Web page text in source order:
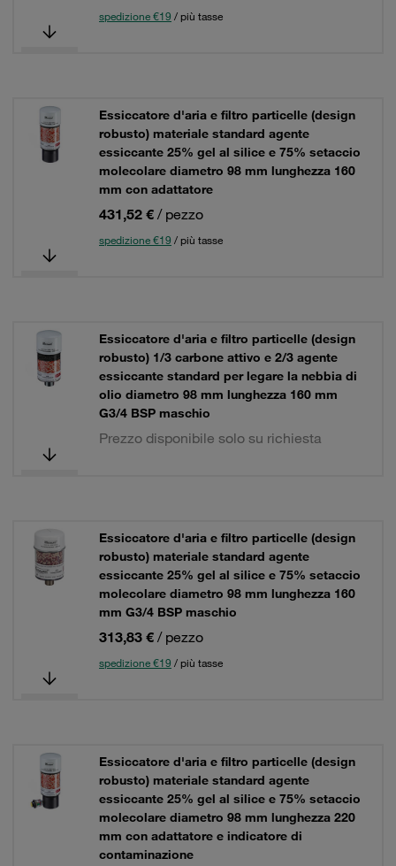
spedizione €19 / più tasse
Essiccatore d'aria e filtro particelle (design
robusto) materiale standard agente
essiccante 25% gel al silice e 75% setaccio
molecolare diametro 98 mm lunghezza 160
mm con adattatore
431,52 € / pezzo
spedizione €19 / più tasse
Essiccatore d'aria e filtro particelle (design
robusto) 1/3 carbone attivo e 2/3 agente
essiccante standard per legare la nebbia di
olio diametro 98 mm lunghezza 160 mm
G3/4 BSP maschio
Prezzo disponibile solo su richiesta
Essiccatore d'aria e filtro particelle (design
robusto) materiale standard agente
essiccante 25% gel al silice e 75% setaccio
molecolare diametro 98 mm lunghezza 160
mm G3/4 BSP maschio
313,83 € / pezzo
spedizione €19 / più tasse
Essiccatore d'aria e filtro particelle (design
robusto) materiale standard agente
essiccante 25% gel al silice e 75% setaccio
molecolare diametro 98 mm lunghezza 220
mm con adattatore e indicatore di
contaminazione